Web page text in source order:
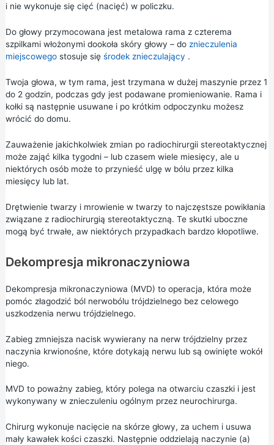
i nie wykonuje się cięć (nacięć) w policzku.
Do głowy przymocowana jest metalowa rama z czterema
szpilkami włożonymi dookoła skóry głowy – do znieczulenia
miejscowegostosuje się środek znieczulający .
Twoja głowa, w tym rama, jest trzymana w dużej maszynie przez 1
do 2 godzin, podczas gdy jest podawane promieniowanie. Rama i
kołki są następnie usuwane i po krótkim odpoczynku możesz
wrócić do domu.
Zauważenie jakichkolwiek zmian po radiochirurgii stereotaktycznej
może zająć kilka tygodni – lub czasem wiele miesięcy, ale u
niektórych osób może to przynieść ulgę w bólu przez kilka
miesięcy lub lat.
Drętwienie twarzy i mrowienie w twarzy to najczęstsze powikłania
związane z radiochirurgią stereotaktyczną. Te skutki uboczne
mogą być trwałe, aw niektórych przypadkach bardzo kłopotliwe.
Dekompresja mikronaczyniowa
Dekompresja mikronaczyniowa (MVD) to operacja, która może
pomóc złagodzić ból nerwobólu trójdzielnego bez celowego
uszkodzenia nerwu trójdzielnego.
Zabieg zmniejsza nacisk wywierany na nerw trójdzielny przez
naczynia krwionośne, które dotykają nerwu lub są owinięte wokół
niego.
MVD to poważny zabieg, który polega na otwarciu czaszki i jest
wykonywany w znieczuleniu ogólnym przez neurochirurga.
Chirurg wykonuje nacięcie na skórze głowy, za uchem i usuwa
mały kawałek kości czaszki. Następnie oddzielają naczynie (a)